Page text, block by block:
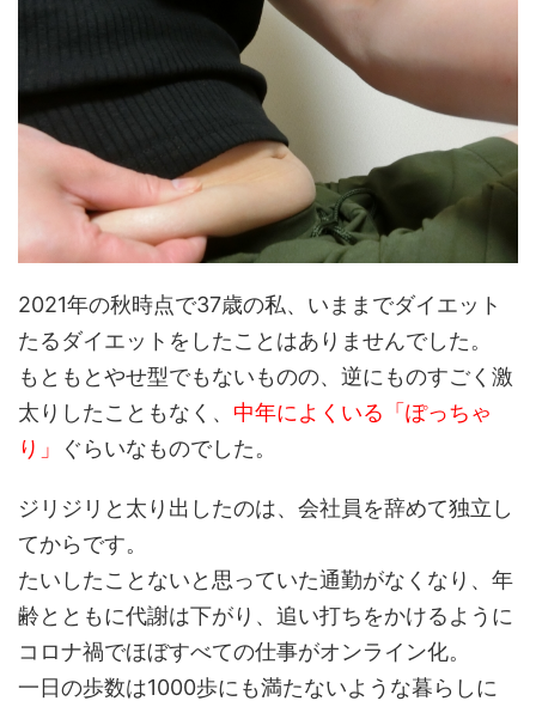
2021年の秋時点で37歳の私、いままでダイエット
たるダイエットをしたことはありませんでした。
もともとやせ型でもないものの、逆にものすごく激
太りしたこともなく、 中年によくいる「ぽっちゃ
り」
ぐらいなものでした。
ジリジリと太り出したのは、会社員を辞めて独立し
てからです。
たいしたことないと思っていた通勤がなくなり、年
齢とともに代謝は下がり、追い打ちをかけるように
コロナ禍でほぼすべての仕事がオンライン化。
一日の歩数は1000歩にも満たないような暮らしに